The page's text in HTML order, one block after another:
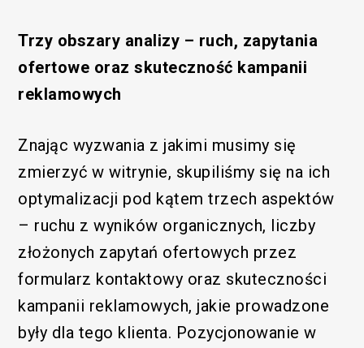
Trzy obszary analizy – ruch, zapytania
ofertowe oraz skuteczność kampanii
reklamowych
Znając wyzwania z jakimi musimy się
zmierzyć w witrynie, skupiliśmy się na ich
optymalizacji pod kątem trzech aspektów
– ruchu z wyników organicznych, liczby
złożonych zapytań ofertowych przez
formularz kontaktowy oraz skuteczności
kampanii reklamowych, jakie prowadzone
były dla tego klienta. Pozycjonowanie w